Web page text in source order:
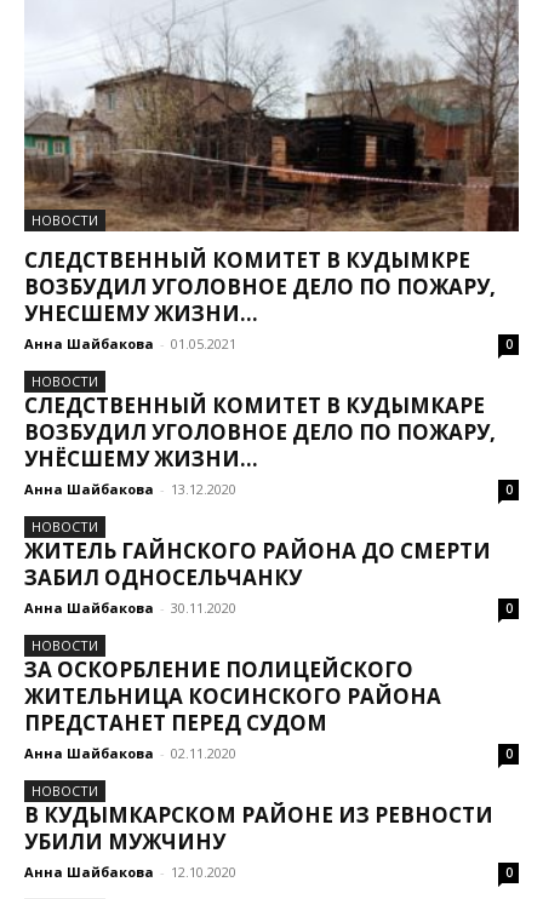
НОВОСТИ
СЛЕДСТВЕННЫЙ КОМИТЕТ В КУДЫМКРЕ
ВОЗБУДИЛ УГОЛОВНОЕ ДЕЛО ПО ПОЖАРУ,
УНЕСШЕМУ ЖИЗНИ...
Анна Шайбакова - 01.05.2021 0
НОВОСТИ
СЛЕДСТВЕННЫЙ КОМИТЕТ В КУДЫМКАРЕ
ВОЗБУДИЛ УГОЛОВНОЕ ДЕЛО ПО ПОЖАРУ,
УНЁСШЕМУ ЖИЗНИ...
Анна Шайбакова - 13.12.2020 0
НОВОСТИ
ЖИТЕЛЬ ГАЙНСКОГО РАЙОНА ДО СМЕРТИ
ЗАБИЛ ОДНОСЕЛЬЧАНКУ
Анна Шайбакова - 30.11.2020 0
НОВОСТИ
ЗА ОСКОРБЛЕНИЕ ПОЛИЦЕЙСКОГО
ЖИТЕЛЬНИЦА КОСИНСКОГО РАЙОНА
ПРЕДСТАНЕТ ПЕРЕД СУДОМ
Анна Шайбакова - 02.11.2020 0
НОВОСТИ
В КУДЫМКАРСКОМ РАЙОНЕ ИЗ РЕВНОСТИ
УБИЛИ МУЖЧИНУ
Анна Шайбакова - 12.10.2020 0